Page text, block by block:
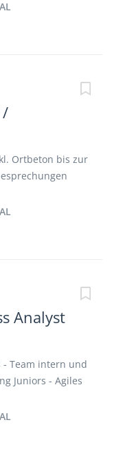
Kontakt
die
Baustelle sowie
ab.
/
Ortbeton bis zur
Analyst
Team intern und
Juniors - Agiles